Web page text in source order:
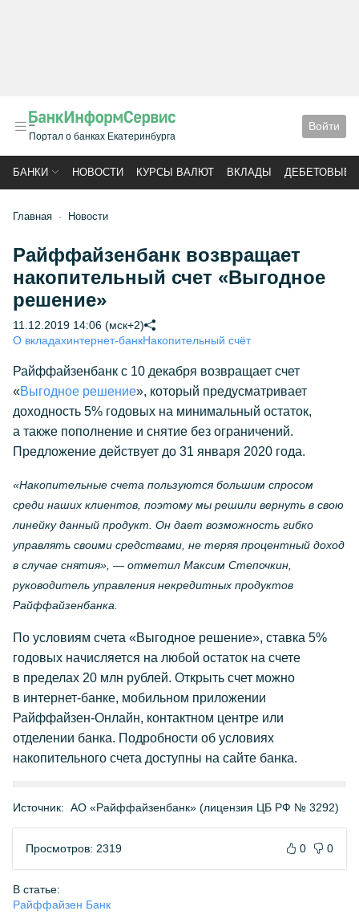
Портал о банках Екатеринбурга
Войти
БАНКИ НОВОСТИ КУРСЫ ВАЛЮТ ВКЛАДЫ ДЕБЕТОВЫЕ
Главная Новости
Райффайзенбанк возвращает
накопительный счет «Выгодное
решение»
11.12.2019 14:06 (мск+2)
О вкладахинтернет-банкНакопительный счёт
Райффайзенбанк с 10 декабря возвращает счет
«Выгодное решение», который предусматривает
доходность 5% годовых на минимальный остаток,
а также пополнение и снятие без ограничений.
Предложение действует до 31 января 2020 года.
«Накопительные счета пользуются большим спросом
среди наших клиентов, поэтому мы решили вернуть в свою
линейку данный продукт. Он дает возможность гибко
управлять своими средствами, не теряя процентный доход
в случае снятия», — отметил Максим Степочкин,
руководитель управления некредитных продуктов
Райффайзенбанка.
По условиям счета «Выгодное решение», ставка 5%
годовых начисляется на любой остаток на счете
в пределах 20 млн рублей. Открыть счет можно
в интернет-банке, мобильном приложении
Райффайзен-Онлайн, контактном центре или
отделении банка. Подробности об условиях
накопительного счета доступны на сайте банка.
Источник: АО «Райффайзенбанк» (лицензия ЦБ РФ № 3292)
Просмотров: 2319 0 0
В статье:
Райффайзен Банк